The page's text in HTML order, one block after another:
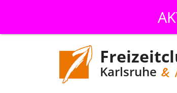
Karlsruhe &